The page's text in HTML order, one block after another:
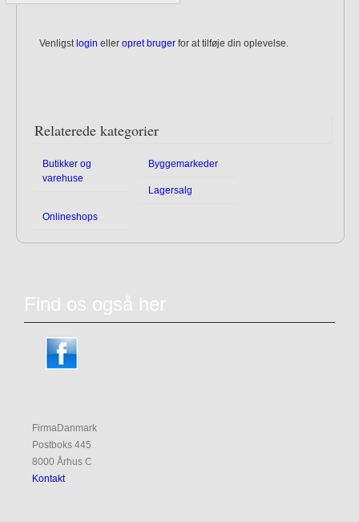
Venligst login eller opret bruger for at tilføje din oplevelse.
Relaterede kategorier
Butikker og
varehuse
Byggemarkeder
Lagersalg
Onlineshops
Find os også her
FirmaDanmark
Postboks 445
8000 Århus C
Kontakt